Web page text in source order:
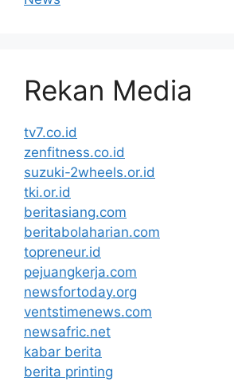
Rekan Media
tv7.co.id
zenfitness.co.id
suzuki-2wheels.or.id
tki.or.id
beritasiang.com
beritabolaharian.com
topreneur.id
pejuangkerja.com
newsfortoday.org
ventstimenews.com
newsafric.net
kabar berita
berita printing